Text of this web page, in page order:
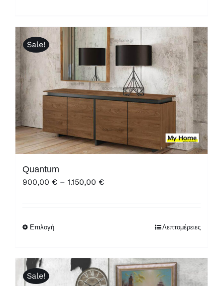
Sale!
Quantum
900,00 € – 1.150,00 €Price
Επιλογή Λεπτομέρειες
Sale!